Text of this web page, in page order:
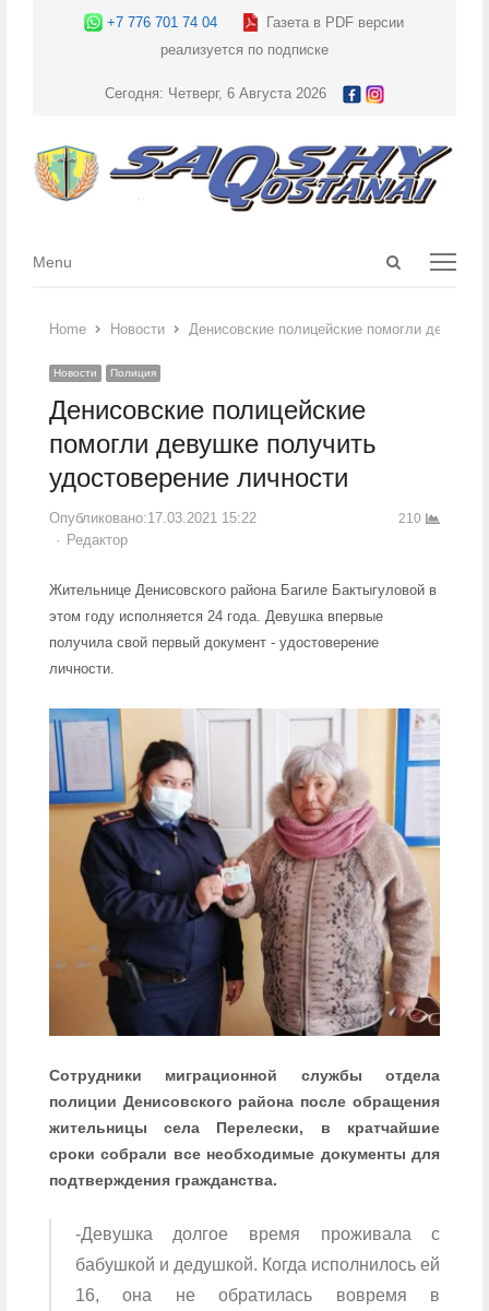
+7 776 701 74 04
Газета в PDF версии
реализуется по подписке
Сегодня: Четверг, 6 Августа 2026
Open
Menu
Menu
Home Новости Денисовские полицейские помогли девушке
Новости Полиция
Денисовские полицейские
помогли девушке получить
удостоверение личности
Опубликовано:17.03.2021 15:22
Author
Редактор
210
Жительнице Денисовского района Багиле Бактыгуловой в
этом году исполняется 24 года. Девушка впервые
получила свой первый документ - удостоверение
личности.
Сотрудники миграционной службы отдела
полиции Денисовского района после обращения
жительницы села Перелески, в кратчайшие
сроки собрали все необходимые документы для
подтверждения гражданства.
-Девушка долгое время проживала с
бабушкой и дедушкой. Когда исполнилось ей
16, она не обратилась вовремя в